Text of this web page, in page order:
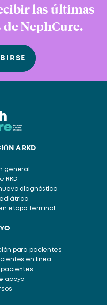
las últimas
NephCure.
A RKD
general
RKD
diagnóstico
etapa terminal
para pacientes
en línea
pacientes
apoyo